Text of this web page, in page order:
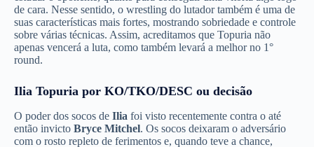
de cara. Nesse sentido, o wrestling do lutador também é uma de
suas características mais fortes, mostrando sobriedade e controle
sobre várias técnicas. Assim, acreditamos que Topuria não
apenas vencerá a luta, como também levará a melhor no 1°
round.
Ilia Topuria por KO/TKO/DESC ou decisão
O poder dos socos de Ilia foi visto recentemente contra o até
então invicto Bryce Mitchel. Os socos deixaram o adversário
com o rosto repleto de ferimentos e, quando teve a chance,